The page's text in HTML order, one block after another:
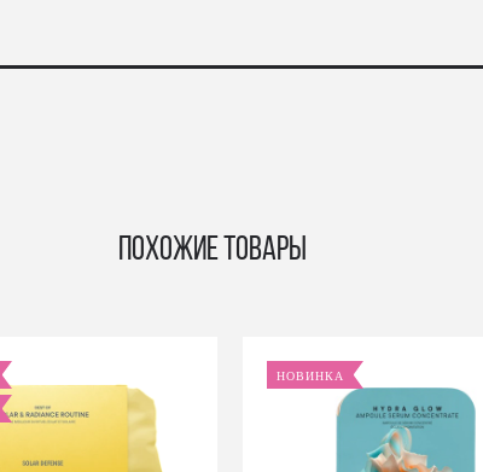
Похожие товары
НОВИНКА